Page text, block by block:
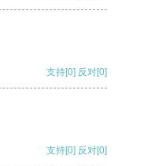
支持[0] 反对[0]
支持[0] 反对[0]